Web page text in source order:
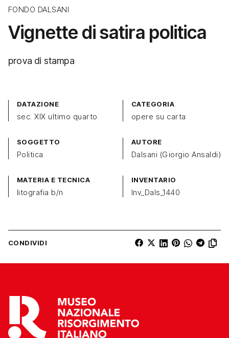
FONDO DALSANI
Vignette di satira politica
prova di stampa
DATAZIONE
sec. XIX ultimo quarto
CATEGORIA
opere su carta
SOGGETTO
Politica
AUTORE
Dalsani (Giorgio Ansaldi)
MATERIA E TECNICA
litografia b/n
INVENTARIO
Inv_Dals_1440
CONDIVIDI